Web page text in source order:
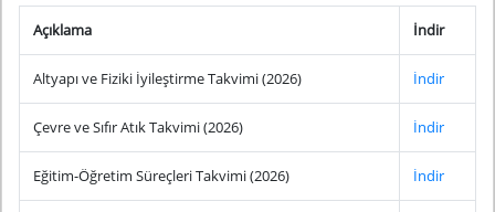
Açıklama İndir
Altyapı ve Fiziki İyileştirme Takvimi (2026) İndir
Çevre ve Sıfır Atık Takvimi (2026) İndir
Eğitim-Öğretim Süreçleri Takvimi (2026) İndir